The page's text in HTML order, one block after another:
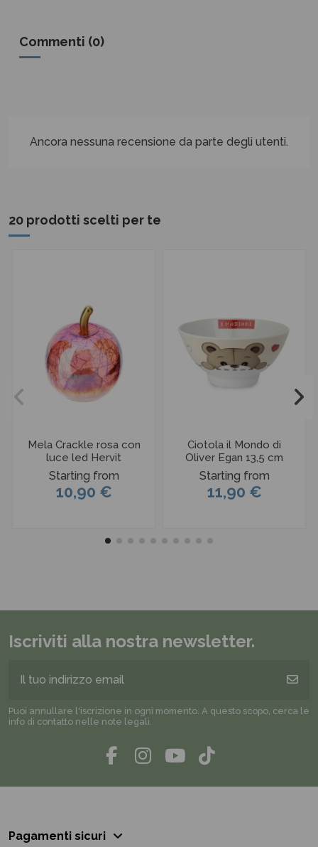
Commenti (0)
Ancora nessuna recensione da parte degli utenti.
20 prodotti scelti per te
Mela Crackle rosa con
luce led Hervit
Starting from
10,90 €
Ciotola il Mondo di
Oliver Egan 13,5 cm
Starting from
11,90 €
Iscriviti alla nostra newsletter.
Puoi annullare l'iscrizione in ogni momento. A questo scopo, cerca le
info di contatto nelle note legali.
Pagamenti sicuri